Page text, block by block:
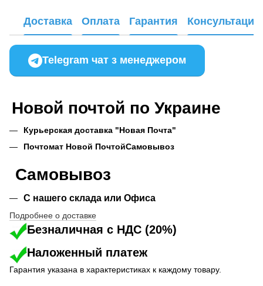
Доставка Оплата Гарантия Консультация
Telegram чат з менеджером
Новой почтой по Украине
Курьерская доставка "Новая Почта"
Почтомат Новой ПочтойСамовывоз
Самовывоз
С нашего склада или Офиса
Подробнее о доставке
Безналичная с НДС (20%)
Наложенный платеж
Гарантия указана в характеристиках к каждому товару.